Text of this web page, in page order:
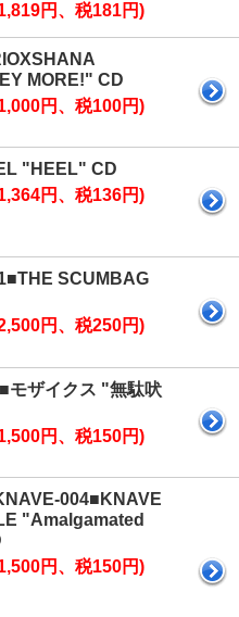
円、税181円)
MORE!" CD
円、税100円)
"HEEL" CD
円、税136円)
SCUMBAG
円、税250円)
モザイクス "無駄吠
円、税150円)
004■KNAVE
"Amalgamated
円、税150円)